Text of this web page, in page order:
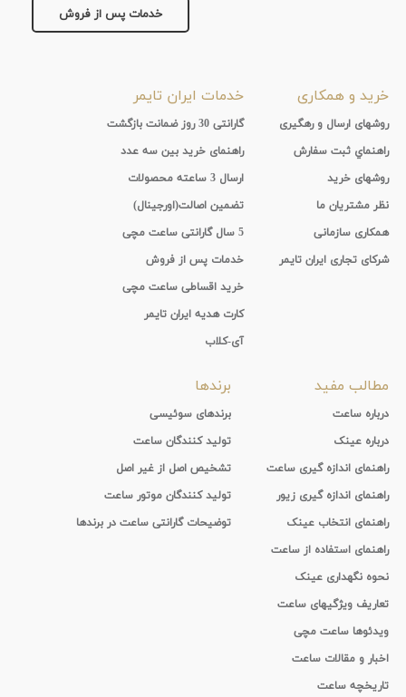
خدمات پس از فروش
خرید و همکاری
روشهای ارسال و رهگیری
راهنماي ثبت سفارش
روشهای خرید
نظر مشتریان ما
همکاری سازمانی
شرکای تجاری ایران تایمر
خدمات ایران تایمر
گارانتی 30 روز ضمانت بازگشت
راهنمای خرید بین سه عدد
ارسال 3 ساعته محصولات
تضمین اصالت(اورجینال)
5 سال گارانتی ساعت مچی
خدمات پس از فروش
خرید اقساطی ساعت مچی
کارت هدیه ایران تایمر
آی-کلاب
مطالب مفید
درباره ساعت
درباره عینک
راهنمای اندازه گیری ساعت
راهنمای اندازه گیری زیور
راهنمای انتخاب عینک
راهنمای استفاده از ساعت
نحوه نگهداری عینک
تعاریف ویژگیهای ساعت
ویدئوها ساعت مچی
اخبار و مقالات ساعت
تاریخچه ساعت
برندها
برندهای سوئیسی
تولید کنندگان ساعت
تشخیص اصل از غیر اصل
تولید کنندگان موتور ساعت
توضیحات گارانتی ساعت در برندها